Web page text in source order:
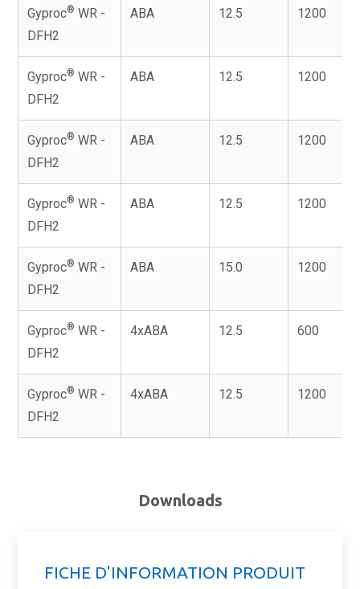
Gyproc® WR -
DFH2
ABA 12.5 1200
Gyproc® WR -
DFH2
ABA 12.5 1200
Gyproc® WR -
DFH2
ABA 12.5 1200
Gyproc® WR -
DFH2
ABA 12.5 1200
Gyproc® WR -
DFH2
ABA 15.0 1200
Gyproc® WR -
DFH2
4xABA 12.5 600
Gyproc® WR -
DFH2
4xABA 12.5 1200
Downloads
FICHE D'INFORMATION PRODUIT